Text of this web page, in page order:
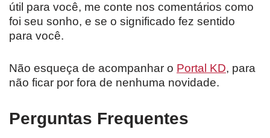
útil para você, me conte nos comentários como
foi seu sonho, e se o significado fez sentido
para você.
Não esqueça de acompanhar o Portal KD, para
não ficar por fora de nenhuma novidade.
Perguntas Frequentes